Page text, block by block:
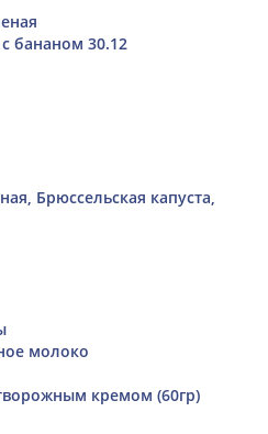
бананом 30.12
Брюссельская капуста,
молоко
кремом (60гр)